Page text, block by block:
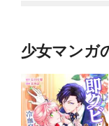
少女マンガ